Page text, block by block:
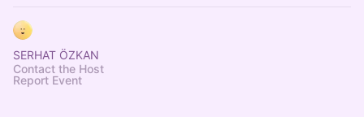
SERHAT ÖZKAN
Contact the Host
Report Event